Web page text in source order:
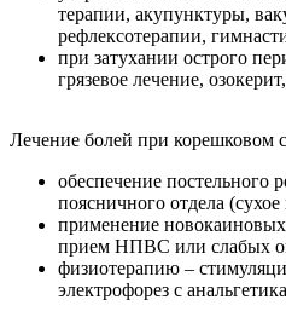
терапии, акупунктуры,
рефлексотерапии,
при затухании острого
грязевое лечение,
Лечение болей при корешковом
обеспечение постельного
поясничного отдела
применение
прием НПВС или слабых
физиотерапию –
электрофорез с